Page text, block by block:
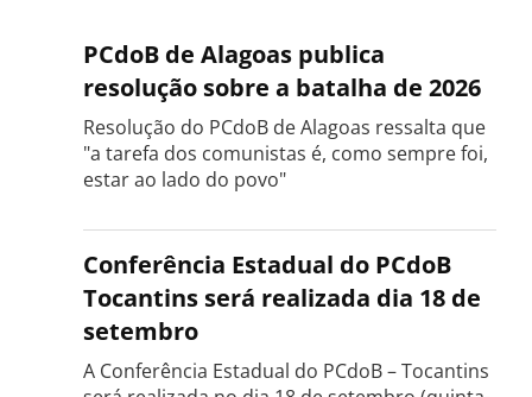
PCdoB de Alagoas publica
resolução sobre a batalha de 2026
Resolução do PCdoB de Alagoas ressalta que
"a tarefa dos comunistas é, como sempre foi,
estar ao lado do povo"
Conferência Estadual do PCdoB
Tocantins será realizada dia 18 de
setembro
A Conferência Estadual do PCdoB – Tocantins